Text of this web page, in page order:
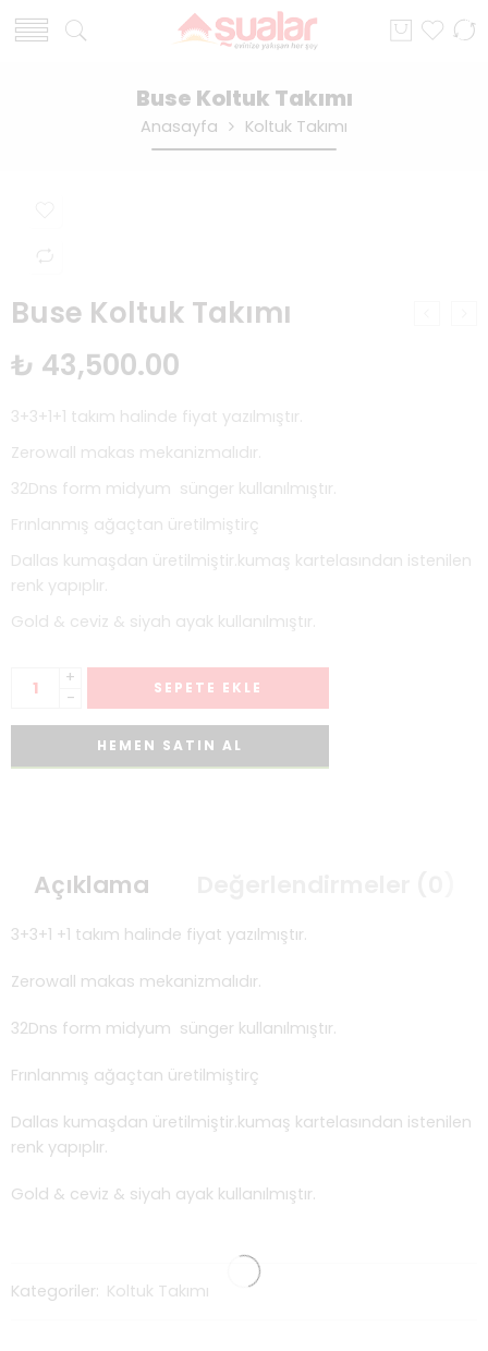
Buse Koltuk Takımı
Anasayfa Koltuk Takımı
Buse Koltuk Takımı
₺ 43,500.00
3+3+1+1 takım halinde fiyat yazılmıştır.
Zerowall makas mekanizmalıdır.
32Dns form midyum sünger kullanılmıştır.
Frınlanmış ağaçtan üretilmiştirç
Dallas kumaşdan üretilmiştir.kumaş kartelasından istenilen
renk yapıplır.
Gold & ceviz & siyah ayak kullanılmıştır.
+
-
SEPETE EKLE
HEMEN SATIN AL
Açıklama
3+3+1 +1 takım halinde fiyat yazılmıştır.
Zerowall makas mekanizmalıdır.
32Dns form midyum sünger kullanılmıştır.
Frınlanmış ağaçtan üretilmiştirç
Dallas kumaşdan üretilmiştir.kumaş kartelasından istenilen
renk yapıplır.
Gold & ceviz & siyah ayak kullanılmıştır.
Kategoriler: Koltuk Takımı